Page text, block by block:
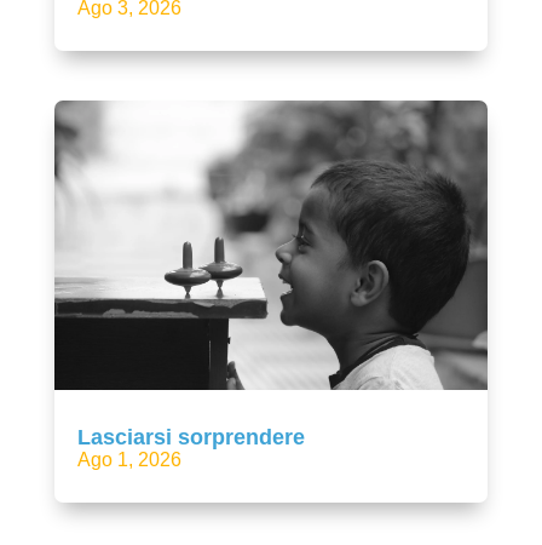
Ago 3, 2026
Lasciarsi sorprendere
Ago 1, 2026